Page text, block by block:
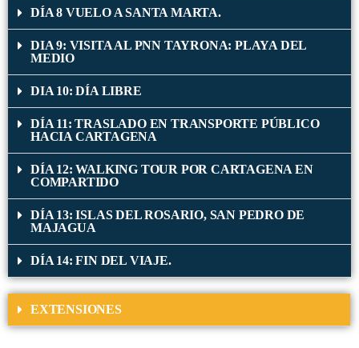
DÍA 8 VUELO A SANTA MARTA.
DIA 9: VISITA AL PNN TAYRONA: PLAYA DEL
MEDIO
DIA 10: DÍA LIBRE
DÍA 11: TRASLADO EN TRANSPORTE PÚBLICO
HACIA CARTAGENA
DÍA 12: WALKING TOUR POR CARTAGENA EN
COMPARTIDO
DÍA 13: ISLAS DEL ROSARIO, SAN PEDRO DE
MAJAGUA
DÍA 14: FIN DEL VIAJE.
EXTENSIONES